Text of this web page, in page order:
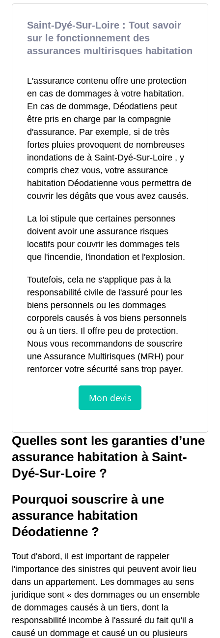
Saint-Dyé-Sur-Loire : Tout savoir
sur le fonctionnement des
assurances multirisques habitation
L'assurance contenu offre une protection
en cas de dommages à votre habitation.
En cas de dommage, Déodatiens peut
être pris en charge par la compagnie
d'assurance. Par exemple, si de très
fortes pluies provoquent de nombreuses
inondations de à Saint-Dyé-Sur-Loire , y
compris chez vous, votre assurance
habitation Déodatienne vous permettra de
couvrir les dégâts que vous avez causés.
La loi stipule que certaines personnes
doivent avoir une assurance risques
locatifs pour couvrir les dommages tels
que l'incendie, l'inondation et l'explosion.
Toutefois, cela ne s'applique pas à la
responsabilité civile de l'assuré pour les
biens personnels ou les dommages
corporels causés à vos biens personnels
ou à un tiers. Il offre peu de protection.
Nous vous recommandons de souscrire
une Assurance Multirisques (MRH) pour
renforcer votre sécurité sans trop payer.
Quelles sont les garanties d’une
assurance habitation à Saint-
Dyé-Sur-Loire ?
Pourquoi souscrire à une
assurance habitation
Déodatienne ?
Tout d'abord, il est important de rappeler
l'importance des sinistres qui peuvent avoir lieu
dans un appartement. Les dommages au sens
juridique sont « des dommages ou un ensemble
de dommages causés à un tiers, dont la
responsabilité incombe à l'assuré du fait qu'il a
causé un dommage et causé un ou plusieurs